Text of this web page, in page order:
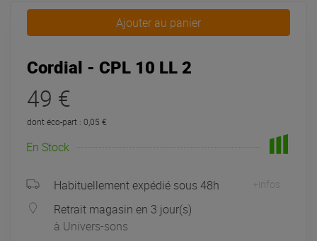
Ajouter au panier
Cordial - CPL 10 LL 2
49 €
dont éco-part : 0,05 €
En Stock
Habituellement expédié sous 48h +infos
Retrait magasin en 3 jour(s)
à Univers-sons